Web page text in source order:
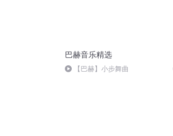
巴赫音乐精选
【巴赫】小步舞曲